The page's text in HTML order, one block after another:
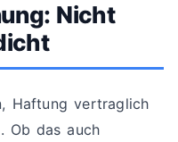
Nicht
Haftung vertraglich
Ob das auch